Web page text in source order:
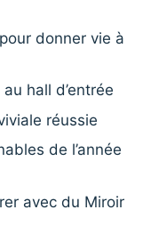
donner vie à
hall d’entrée
réussie
de l’année
avec du Miroir